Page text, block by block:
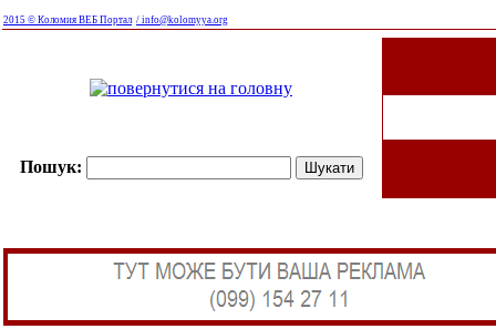
2015 © Коломия ВЕБ Портал / info@kolomyya.org
Пошук: